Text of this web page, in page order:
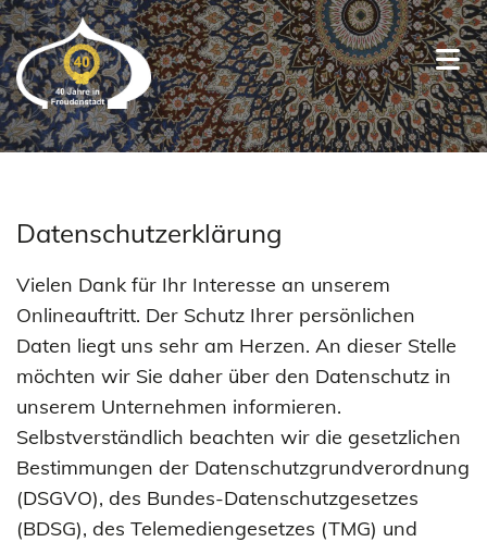
Datenschutzerklärung
Vielen Dank für Ihr Interesse an unserem
Onlineauftritt. Der Schutz Ihrer persönlichen
Daten liegt uns sehr am Herzen. An dieser Stelle
möchten wir Sie daher über den Datenschutz in
unserem Unternehmen informieren.
Selbstverständlich beachten wir die gesetzlichen
Bestimmungen der Datenschutzgrundverordnung
(DSGVO), des Bundes-Datenschutzgesetzes
(BDSG), des Telemediengesetzes (TMG) und